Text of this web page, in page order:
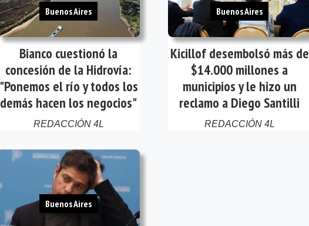
Bianco cuestionó la
concesión de la Hidrovía:
"Ponemos el río y todos los
demás hacen los negocios"
REDACCIÓN 4L
Buenos Aires
Kicillof desembolsó más de
$14.000 millones a
municipios y le hizo un
reclamo a Diego Santilli
REDACCIÓN 4L
Buenos Aires
Buenos Aires